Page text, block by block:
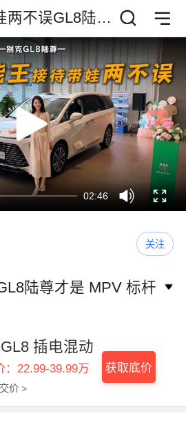
两不误GL8陆尊
标杆
02:46
关注
陆尊才是 MPV 标杆
插电混动
：22.99-39.99万
价 >
获取底价